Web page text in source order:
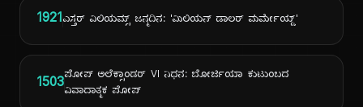
1921ಎಸ್ತರ್ ವಿಲಿಯಮ್ಸ್ ಜನ್ಮದಿನ: 'ಮಿಲಿಯನ್ ಡಾಲರ್ ಮರ್ಮೇಯ್ಡ್'
1503ಪೋಪ್ ಅಲೆಕ್ಸಾಂಡರ್ VI ನಿಧನ: ಬೋರ್ಜಿಯಾ ಕುಟುಂಬದ
ವಿವಾದಾತ್ಮಕ ಪೋಪ್